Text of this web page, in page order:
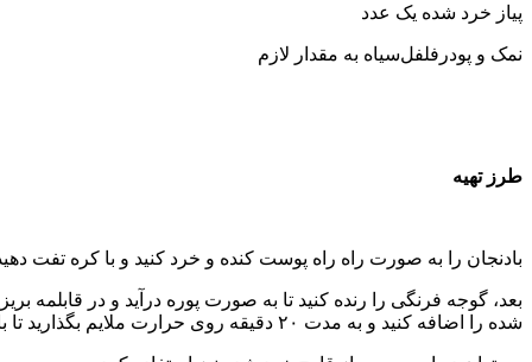
پیاز خرد شده یک عدد
نمک و پودرفلفل‌سیاه به مقدار لازم
طرز تهیه
بادنجان را به صورت راه ‌راه پوست کنده و خرد کنید و با کره تفت
بعد، گوجه‌ فرنگی را رنده کنید تا به صورت پوره درآید و در قابلمه
شده را اضافه کنید و به مدت ۲۰ دقیقه روی حرارت ملایم بگذارید تا بادنجان‌ها کاملا بپزند .